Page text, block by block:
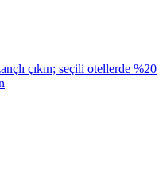
çıkın; seçili otellerde %20